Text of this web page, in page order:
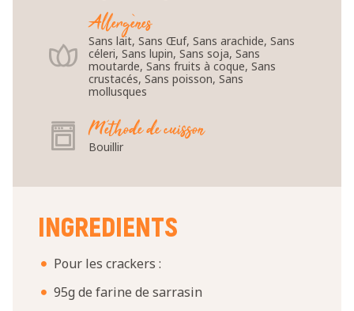
Allergènes
Sans lait, Sans Œuf, Sans arachide, Sans
céleri, Sans lupin, Sans soja, Sans
moutarde, Sans fruits à coque, Sans
crustacés, Sans poisson, Sans
mollusques
Méthode de cuisson
Bouillir
INGREDIENTS
Pour les crackers :
95g de farine de sarrasin